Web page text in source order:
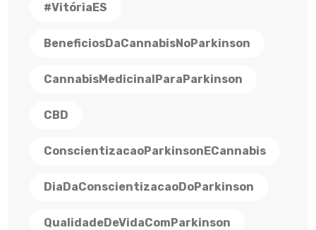
#VitóriaES
BeneficiosDaCannabisNoParkinson
CannabisMedicinalParaParkinson
CBD
ConscientizacaoParkinsonECannabis
DiaDaConscientizacaoDoParkinson
QualidadeDeVidaComParkinson